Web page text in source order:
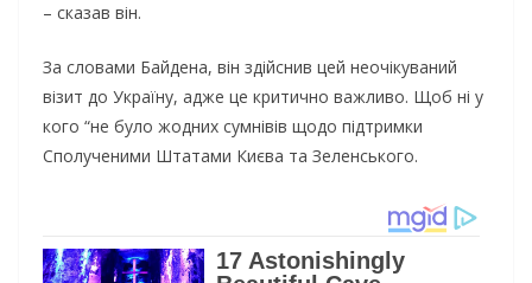
– сказав він.
За словами Байдена, він здійснив цей неочікуваний
візит до Україну, адже це критично важливо. Щоб ні у
кого “не було жодних сумнівів щодо підтримки
Сполученими Штатами Києва та Зеленського.